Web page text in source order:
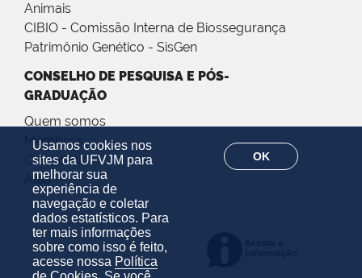
Usamos cookies nos
sites da UFVJM para
melhorar sua
experiência de
navegação e coletar
dados estatísticos. Para
ter mais informações
sobre como isso é feito,
acesse nossa Política
OK
Animais
CIBIO - Comissão Interna de Biossegurança
Patrimônio Genético - SisGen
CONSELHO DE PESQUISA E PÓS-
GRADUAÇÃO
Quem somos
Membros
Calendário
Atas